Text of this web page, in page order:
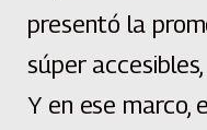
presentó la
súper
Y en ese marco,